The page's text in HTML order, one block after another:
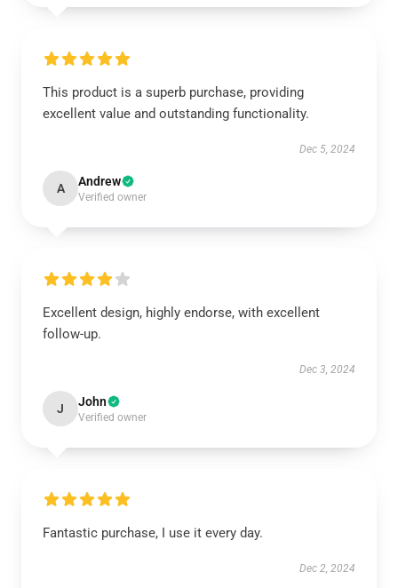
This product is a superb purchase, providing
excellent value and outstanding functionality.
Dec 5, 2024
A Andrew
Verified owner
Excellent design, highly endorse, with excellent
follow-up.
Dec 3, 2024
J John
Verified owner
Fantastic purchase, I use it every day.
Dec 2, 2024